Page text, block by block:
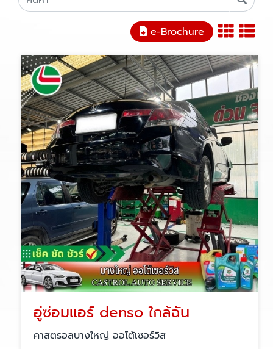
e-Brochure
อู่ซ่อมแอร์ denso ใกล้ฉัน
คาสตรอลบางใหญ่ ออโต้เซอร์วิส